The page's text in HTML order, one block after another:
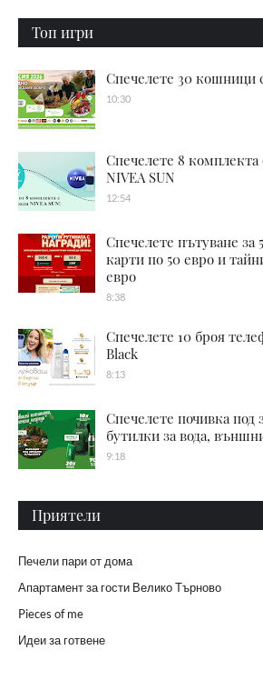
Топ игри
Спечелете 30 кошници
10:30
Спечелете 8 комплекта
NIVEA SUN
12:54
Спечелете пътуване за
карти по 50 евро и
евро
8:38
Спечелете 10 броя
Black
8:13
Спечелете почивка под
бутилки за вода,
9:18
Приятели
Печели пари от дома
Апартамент за гости Велико Търново
Pieces of me
Идеи за готвене